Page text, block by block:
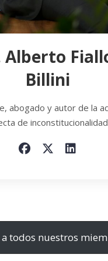
Alberto
Billini
abogado y autor de la
de inconstitucionalidad
a todos nuestros